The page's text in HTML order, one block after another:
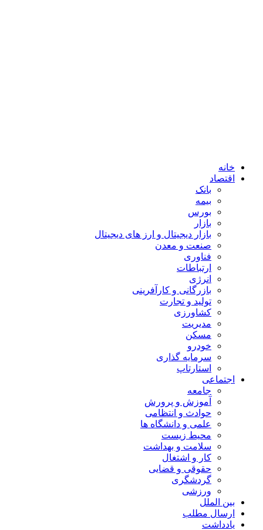
خانه
اقتصاد
بانک
بیمه
بورس
بازار
بازار دیجیتال و ارز های دیجیتال
صنعت و معدن
فناوری
ارتباطات
انرژی
بازرگانی و کارآفرینی
تولید و تجارت
کشاورزی
مدیریت
مسکن
خودرو
سرمایه گذاری
استارتاپ
اجتماعی
جامعه
آموزش و پرورش
حوادث و انتظامی
علمی و دانشگاه ها
محیط زیست
سلامت و بهداشت
کار و اشتغال
حقوقی و قضایی
گردشگری
ورزشی
بین الملل
ارسال مطلب
یادداشت